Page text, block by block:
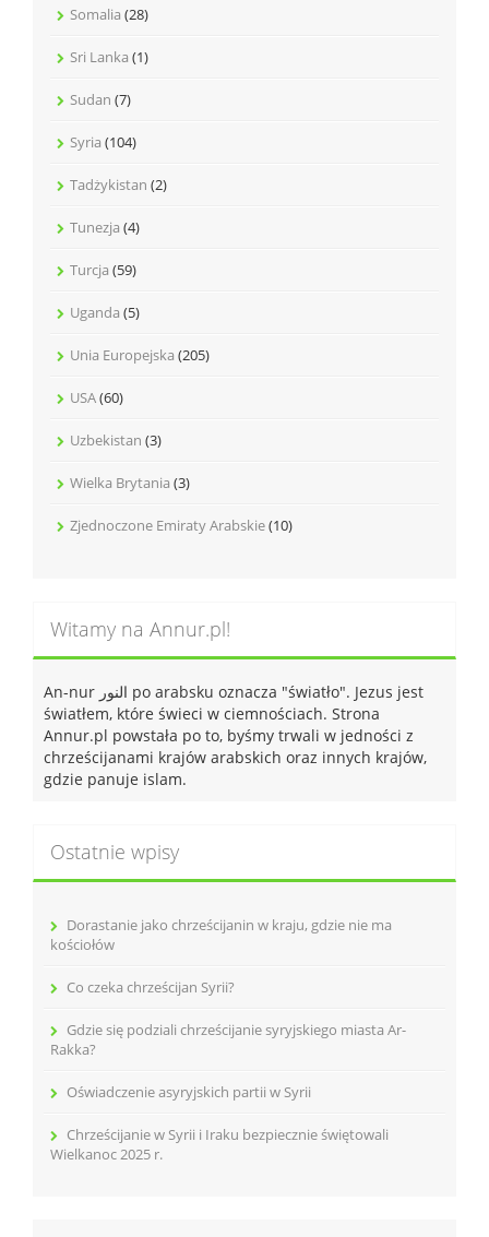
Somalia (28)
Sri Lanka (1)
Sudan (7)
Syria (104)
Tadżykistan (2)
Tunezja (4)
Turcja (59)
Uganda (5)
Unia Europejska (205)
USA(60)
Uzbekistan (3)
Wielka Brytania (3)
Zjednoczone Emiraty Arabskie(10)
Witamy na Annur.pl!
An-nur النور po arabsku oznacza "światło". Jezus jest
światłem, które świeci w ciemnościach. Strona
Annur.pl powstała po to, byśmy trwali w jedności z
chrześcijanami krajów arabskich oraz innych krajów,
gdzie panuje islam.
Ostatnie wpisy
Dorastanie jako chrześcijanin w kraju, gdzie nie ma
kościołów
Co czeka chrześcijan Syrii?
Gdzie się podziali chrześcijanie syryjskiego miasta Ar-
Rakka?
Oświadczenie asyryjskich partii w Syrii
Chrześcijanie w Syrii i Iraku bezpiecznie świętowali
Wielkanoc 2025 r.